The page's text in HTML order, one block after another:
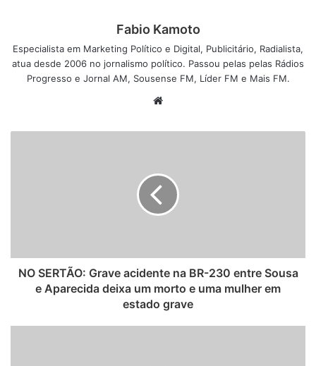
Fabio Kamoto
Especialista em Marketing Político e Digital, Publicitário, Radialista,
atua desde 2006 no jornalismo político. Passou pelas pelas Rádios
Progresso e Jornal AM, Sousense FM, Líder FM e Mais FM.
b
NO SERTÃO: Grave acidente na BR-230 entre Sousa
e Aparecida deixa um morto e uma mulher em
estado grave